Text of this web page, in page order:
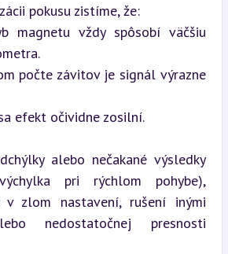
pokusu zistíme, že:
magnetu vždy spôsobí väčšiu
počte závitov je signál výrazne
efekt očividne zosilní.
alebo nečakané výsledky
pri rýchlom pohybe),
v zlom nastavení, rušení inými
nedostatočnej presnosti